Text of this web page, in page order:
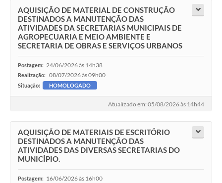
AQUISIÇÃO DE MATERIAL DE CONSTRUÇÃO
DESTINADOS A MANUTENÇÃO DAS
ATIVIDADES DA SECRETARIAS MUNICIPAIS DE
AGROPECUARIA E MEIO AMBIENTE E
SECRETARIA DE OBRAS E SERVIÇOS URBANOS
Postagem: 24/06/2026 às 14h38
Realização: 08/07/2026 às 09h00
Situação: HOMOLOGADO
Atualizado em: 05/08/2026 às 14h44
AQUISIÇÃO DE MATERIAIS DE ESCRITÓRIO
DESTINADOS A MANUTENÇÃO DAS
ATIVIDADES DAS DIVERSAS SECRETARIAS DO
MUNICÍPIO.
Postagem: 16/06/2026 às 16h00